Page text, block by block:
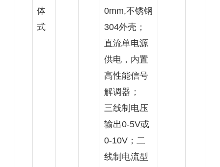
体
式
0mm,不锈钢
304外壳；
直流单电源
供电，内置
高性能信号
解调器；
三线制电压
输出0-5V或
0-10V；二
线制电流型